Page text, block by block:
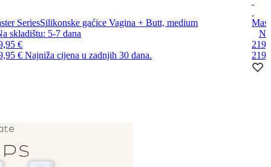
SeriesSilikonske gaćice Vagina + Butt, medium
skladištu: 5-7dana
€
€Najniža cijena u zadnjih 30 dana.